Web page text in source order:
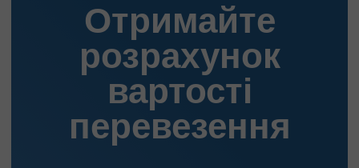
Отримайте
розрахунок
вартості
перевезення